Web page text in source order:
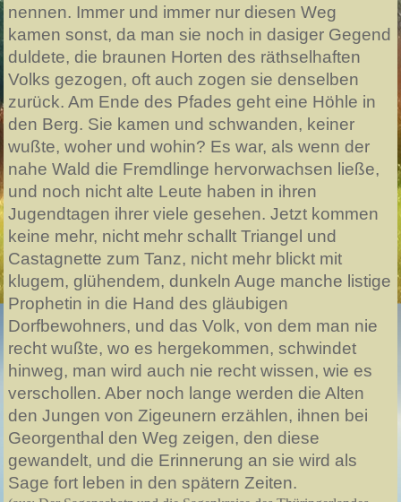
nennen. Immer und immer nur diesen Weg
kamen sonst, da man sie noch in dasiger Gegend
duldete, die braunen Horten des räthselhaften
Volks gezogen, oft auch zogen sie denselben
zurück. Am Ende des Pfades geht eine Höhle in
den Berg. Sie kamen und schwanden, keiner
wußte, woher und wohin? Es war, als wenn der
nahe Wald die Fremdlinge hervorwachsen ließe,
und noch nicht alte Leute haben in ihren
Jugendtagen ihrer viele gesehen. Jetzt kommen
keine mehr, nicht mehr schallt Triangel und
Castagnette zum Tanz, nicht mehr blickt mit
klugem, glühendem, dunkeln Auge manche listige
Prophetin in die Hand des gläubigen
Dorfbewohners, und das Volk, von dem man nie
recht wußte, wo es hergekommen, schwindet
hinweg, man wird auch nie recht wissen, wie es
verschollen. Aber noch lange werden die Alten
den Jungen von Zigeunern erzählen, ihnen bei
Georgenthal den Weg zeigen, den diese
gewandelt, und die Erinnerung an sie wird als
Sage fort leben in den spätern Zeiten.